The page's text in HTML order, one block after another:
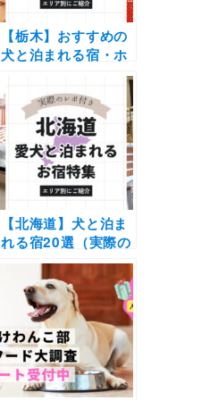
【栃木】おすすめの
犬と泊まれる宿・ホ
人気の那須や日光へ
愛犬と旅しよう♪
【北海道】犬と泊ま
れる宿20選（実際の
おでかけレポあり）|
コテージやリゾート
ホテルなどエリア別
に紹介